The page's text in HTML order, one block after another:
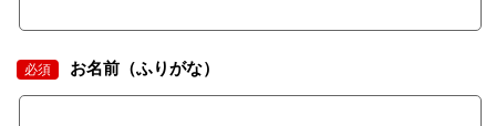
必須 お名前（ふりがな）